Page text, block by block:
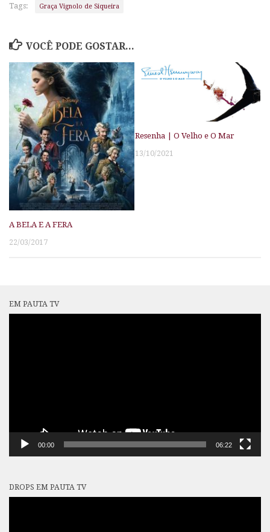
Tags: Graça Vignolo de Siqueira
VOCÊ PODE GOSTAR...
A BELA E A FERA
22/03/2017
Resenha | O Velho e O Mar
13/10/2021
EM PAUTA TV
00:00 06:22
DROPS EM PAUTA TV